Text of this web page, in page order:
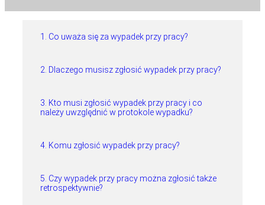
1. Co uważa się za wypadek przy pracy?
2. Dlaczego musisz zgłosić wypadek przy pracy?
3. Kto musi zgłosić wypadek przy pracy i co
należy uwzględnić w protokole wypadku?
4. Komu zgłosić wypadek przy pracy?
5. Czy wypadek przy pracy można zgłosić także
retrospektywnie?